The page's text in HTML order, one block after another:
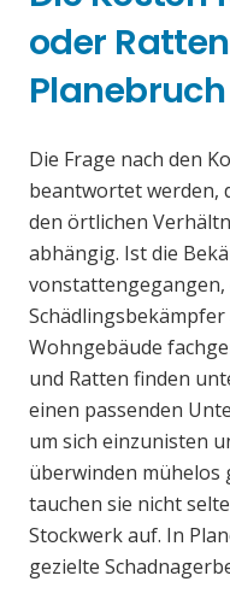
oder
Planebruch
Die Frage nach den
beantwortet werden,
den örtlichen
abhängig. Ist die
vonstattengegangen,
Wohngebäude
und Ratten finden
einen passenden
um sich einzunisten
überwinden mühelos
tauchen sie nicht
Stockwerk auf. In
gezielte